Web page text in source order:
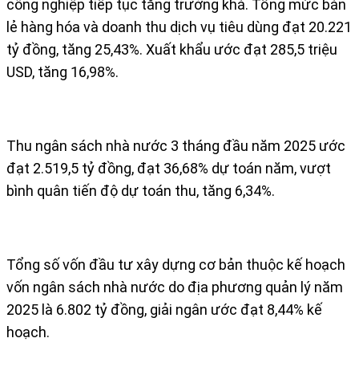
công nghiệp tiếp tục tăng trưởng khá. Tổng mức bán
lẻ hàng hóa và doanh thu dịch vụ tiêu dùng đạt 20.221
tỷ đồng, tăng 25,43%. Xuất khẩu ước đạt 285,5 triệu
USD, tăng 16,98%.
Thu ngân sách nhà nước 3 tháng đầu năm 2025 ước
đạt 2.519,5 tỷ đồng, đạt 36,68% dự toán năm, vượt
bình quân tiến độ dự toán thu, tăng 6,34%.
Tổng số vốn đầu tư xây dựng cơ bản thuộc kế hoạch
vốn ngân sách nhà nước do địa phương quản lý năm
2025 là 6.802 tỷ đồng, giải ngân ước đạt 8,44% kế
hoạch.